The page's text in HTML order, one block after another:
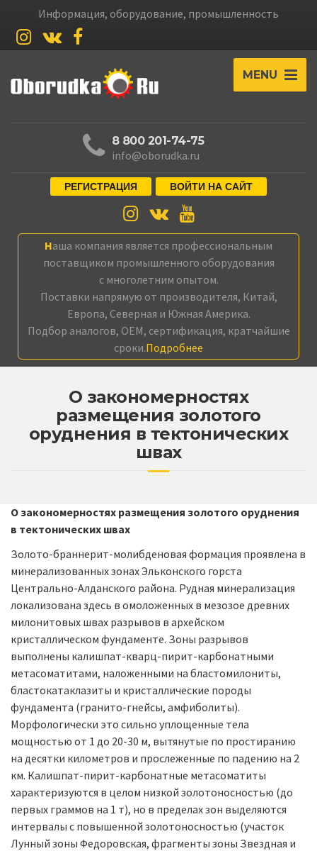
Информация, оборудование, промышленность
MENU
8 800 201-74-75
info@oborudka.ru
РЕГИСТРАЦИЯ ВОЙТИ НА САЙТ
Наша компания является профессиональным
поставщиком промышленного оборудования
с многолетним опытом.
Поставки напрямую от производителя, Китай,
Европа, Северная и Южная Америка.
Подбор аналогов, OEM, сертификация, кратчайшие
сроки.Подробнее
О закономерностях
размещения золотого
оруднения в тектонических
швах
О закономерностях размещения золотого оруднения
в тектонических швах
Золото-браннерит-молибденовая формация проявлена в
минерализованных зонах Эльконского горста
Центрально-Алданского района. Рудная минерализация
локализована здесь в омоложенных в мезозое древних
милонитовых швах разрывов в архейском
кристаллическом фундаменте. Зоны разрывов
выполнены калишпат-кварц-пирит-карбонатными
метасоматитами, наложенными на бластомилониты,
бластокатаклазиты и кристаллические породы
фундамента (гранито-гнейсы, амфиболиты).
Морфологически это сильно уплощенные тела
мощностью от 1 до 20-30 м, вытянутые по простиранию
на десятки километров и прослеженные по падению на 2
км. Калишпат-пирит-карбонатные метасоматиты
характеризуются в целом низкой золотоносностью (до
первых граммов на 1 т), но в пределах зон выделяются
интервалы с повышенной золотоносностью (участок
Лунный зоны Федоровская, фрагменты зоны Звездная и